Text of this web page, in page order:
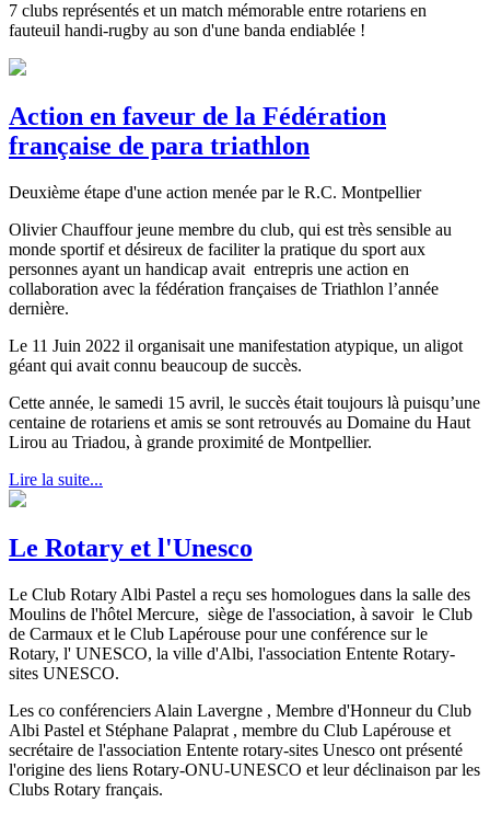
7 clubs représentés et un match mémorable entre rotariens en
fauteuil handi-rugby au son d'une banda endiablée !
Action en faveur de la Fédération
française de para triathlon
Deuxième étape d'une action menée par le R.C. Montpellier
Olivier Chauffour jeune membre du club, qui est très sensible au
monde sportif et désireux de faciliter la pratique du sport aux
personnes ayant un handicap avait entrepris une action en
collaboration avec la fédération françaises de Triathlon l’année
dernière.
Le 11 Juin 2022 il organisait une manifestation atypique, un aligot
géant qui avait connu beaucoup de succès.
Cette année, le samedi 15 avril, le succès était toujours là puisqu’une
centaine de rotariens et amis se sont retrouvés au Domaine du Haut
Lirou au Triadou, à grande proximité de Montpellier.
Lire la suite...
Le Rotary et l'Unesco
Le Club Rotary Albi Pastel a reçu ses homologues dans la salle des
Moulins de l'hôtel Mercure, siège de l'association, à savoir le Club
de Carmaux et le Club Lapérouse pour une conférence sur le
Rotary, l' UNESCO, la ville d'Albi, l'association Entente Rotary-
sites UNESCO.
Les co conférenciers Alain Lavergne , Membre d'Honneur du Club
Albi Pastel et Stéphane Palaprat , membre du Club Lapérouse et
secrétaire de l'association Entente rotary-sites Unesco ont présenté
l'origine des liens Rotary-ONU-UNESCO et leur déclinaison par les
Clubs Rotary français.